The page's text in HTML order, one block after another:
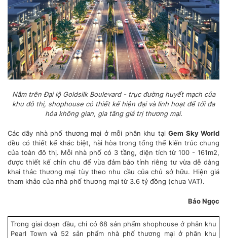
Nằm trên Đại lộ Goldsilk Boulevard - trục đường huyết mạch của
khu đô thị, shophouse có thiết kế hiện đại và linh hoạt để tối đa
hóa không gian, gia tăng giá trị thương mại.
Các dãy nhà phố thương mại ở mỗi phân khu tạiGem Sky World
đều có thiết kế khác biệt, hài hòa trong tổng thể kiến trúc chung
của toàn đô thị. Mỗi nhà phố có 3 tầng, diện tích từ 100 - 161m2,
được thiết kế chỉn chu để vừa đảm bảo tính riêng tư vừa dễ dàng
khai thác thương mại tùy theo nhu cầu của chủ sở hữu. Hiện giá
tham khảo của nhà phố thương mại từ 3.6 tỷ đồng (chưa VAT).
Bảo Ngọc
Trong giai đoạn đầu, chỉ có 68 sản phẩm shophouse ở phân khu
Pearl Town và 52 sản phẩm nhà phố thương mại ở phân khu